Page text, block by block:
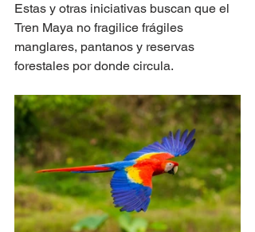
Estas y otras iniciativas buscan que el
Tren Maya no fragilice frágiles
manglares, pantanos y reservas
forestales por donde circula.